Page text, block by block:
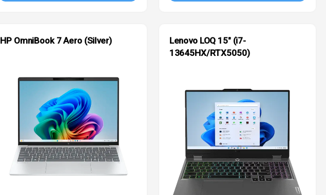
HP OmniBook 7 Aero (Silver)
Lenovo LOQ 15″ (i7-
13645HX/RTX5050)